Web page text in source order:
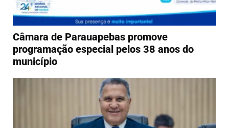
Câmara de Parauapebas promove
programação especial pelos 38 anos do
município